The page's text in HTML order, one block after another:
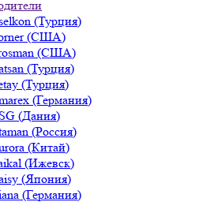
(Турция)
(США)
(США)
(Турция)
(Турция)
(Германия)
(Дания)
(Россия)
(Китай)
(Ижевск)
(Япония)
(Германия)